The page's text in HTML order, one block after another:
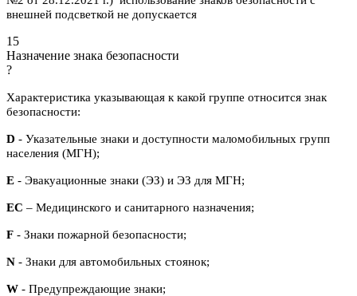
внешней подсветкой не допускается
15
Назначение знака безопасности
?
Характеристика указывающая к какой группе относится знак
безопасности:
D - Указательные знаки и доступности маломобильных групп
населения (МГН);
E - Эвакуационные знаки (ЭЗ) и ЭЗ для МГН;
ЕС – Медицинского и санитарного назначения;
F - Знаки пожарной безопасности;
N - Знаки для автомобильных стоянок;
W - Предупреждающие знаки;